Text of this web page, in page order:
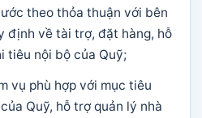
theo thỏa thuận với bên
định về tài trợ, đặt hàng, hỗ
tiêu nội bộ của Quỹ;
vụ phù hợp với mục tiêu
Quỹ, hỗ trợ quản lý nhà